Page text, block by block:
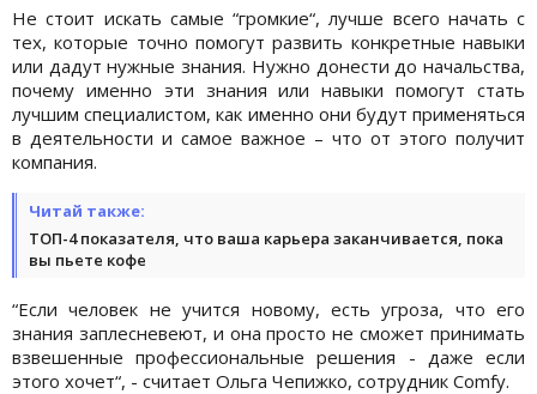
Не стоит искать самые “громкие“, лучше всего начать с
тех, которые точно помогут развить конкретные навыки
или дадут нужные знания. Нужно донести до начальства,
почему именно эти знания или навыки помогут стать
лучшим специалистом, как именно они будут применяться
в деятельности и самое важное – что от этого получит
компания.
Читай также:
ТОП-4 показателя, что ваша карьера заканчивается, пока
вы пьете кофе
“Если человек не учится новому, есть угроза, что его
знания заплесневеют, и она просто не сможет принимать
взвешенные профессиональные решения - даже если
этого хочет“, - считает Ольга Чепижко, сотрудник Comfy.